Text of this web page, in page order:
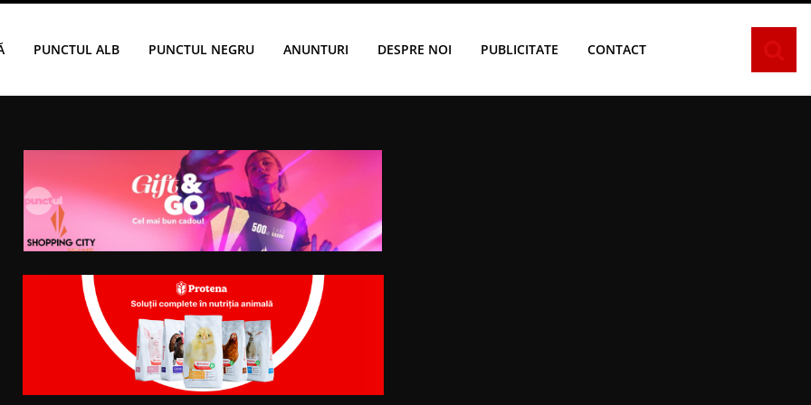
PUNCTUL ALB PUNCTUL NEGRU ANUNTURI DESPRE NOI PUBLICITATE CONTACT